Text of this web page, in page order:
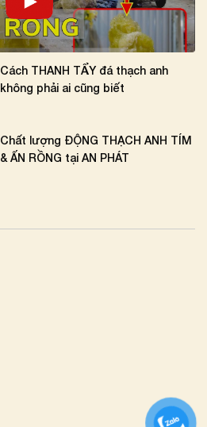
Cách THANH TẨY đá thạch anh
không phải ai cũng biết
Chất lượng ĐỘNG THẠCH ANH TÍM
& ẤN RỒNG tại AN PHÁT